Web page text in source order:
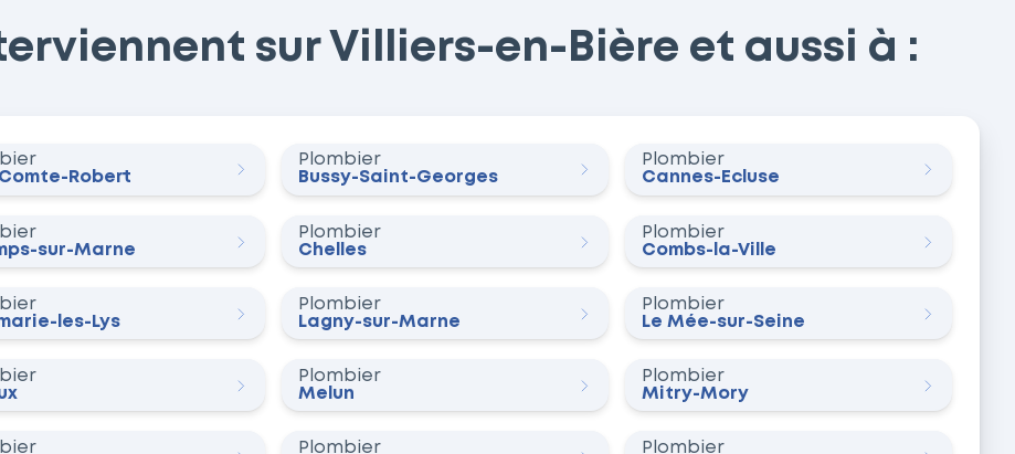
sur Villiers-en-Bière et aussi à :
Robert
Plombier
Bussy-Saint-Georges
Plombier
Cannes-Écluse
sur-Marne
Plombier
Chelles
Plombier
Combs-la-Ville
les-Lys
Plombier
Lagny-sur-Marne
Plombier
Le Mée-sur-Seine
Plombier
Melun
Plombier
Mitry-Mory
Plombier Plombier